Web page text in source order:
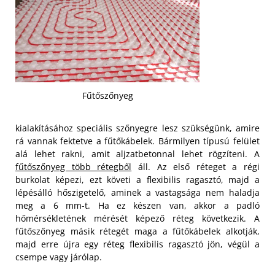
Fűtőszőnyeg
kialakításához speciális szőnyegre lesz szükségünk, amire
rá vannak fektetve a fűtőkábelek. Bármilyen típusú felület
alá lehet rakni, amit aljzatbetonnal lehet rögzíteni. A
fűtőszőnyeg több rétegből áll. Az első réteget a régi
burkolat képezi, ezt követi a flexibilis ragasztó, majd a
lépésálló hőszigetelő, aminek a vastagsága nem haladja
meg a 6 mm-t. Ha ez készen van, akkor a padló
hőmérsékletének mérését képező réteg következik. A
fűtőszőnyeg másik rétegét maga a fűtőkábelek alkotják,
majd erre újra egy réteg flexibilis ragasztó jön, végül a
csempe vagy járólap.